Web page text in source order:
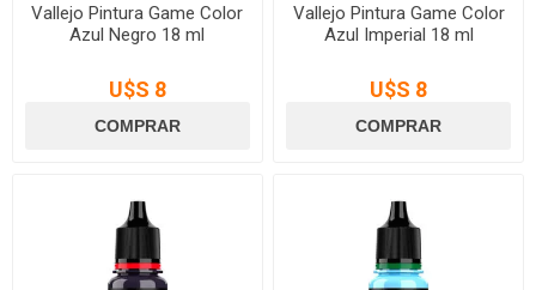
Vallejo Pintura Game Color
Azul Negro 18 ml
U$S 8
Vallejo Pintura Game Color
Azul Imperial 18 ml
U$S 8